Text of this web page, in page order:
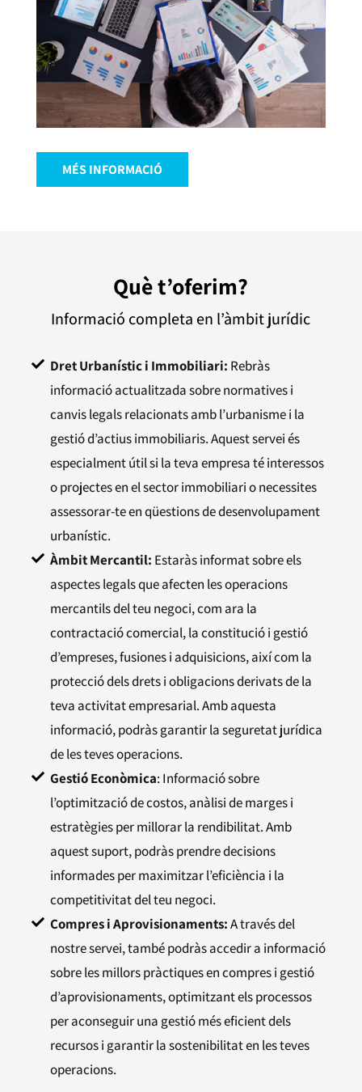
MÉS INFORMACIÓ
Què t’oferim?
Informació completa en l’àmbit jurídic
Dret Urbanístic i Immobiliari: Rebràs
informació actualitzada sobre normatives i
canvis legals relacionats amb l’urbanisme i la
gestió d’actius immobiliaris. Aquest servei és
especialment útil si la teva empresa té interessos
o projectes en el sector immobiliari o necessites
assessorar-te en qüestions de desenvolupament
urbanístic.
Àmbit Mercantil: Estaràs informat sobre els
aspectes legals que afecten les operacions
mercantils del teu negoci, com ara la
contractació comercial, la constitució i gestió
d’empreses, fusiones i adquisicions, així com la
protecció dels drets i obligacions derivats de la
teva activitat empresarial. Amb aquesta
informació, podràs garantir la seguretat jurídica
de les teves operacions.
Gestió Econòmica: Informació sobre
l’optimització de costos, anàlisi de marges i
estratègies per millorar la rendibilitat. Amb
aquest suport, podràs prendre decisions
informades per maximitzar l’eficiència i la
competitivitat del teu negoci.
Compres i Aprovisionaments:A través del
nostre servei, també podràs accedir a informació
sobre les millors pràctiques en compres i gestió
d’aprovisionaments, optimitzant els processos
per aconseguir una gestió més eficient dels
recursos i garantir la sostenibilitat en les teves
operacions.